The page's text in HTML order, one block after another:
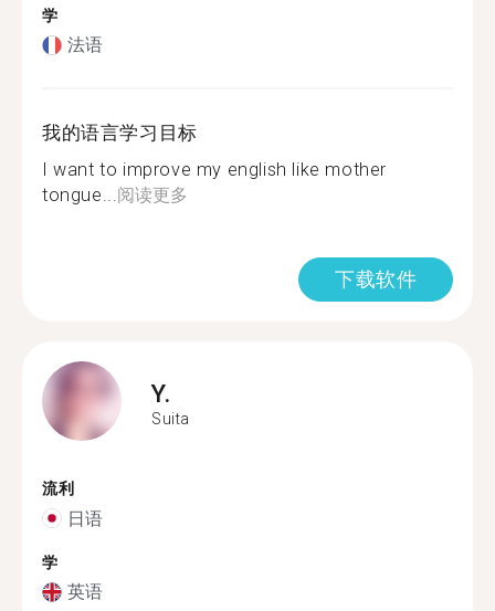
学
法语
我的语言学习目标
I want to improve my english like mother
tongue...阅读更多
下载软件
Y.
Suita
流利
日语
学
英语